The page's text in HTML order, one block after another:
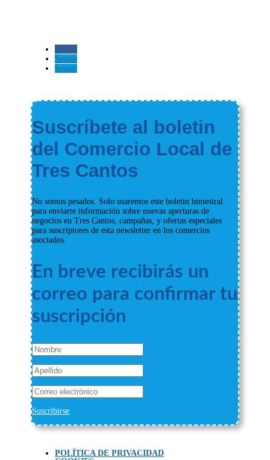
Seguir
Seguir
Seguir
Suscríbete al boletin
del Comercio Local de
Tres Cantos
No somos pesados. Solo usaremos este boletin bimestral
para enviarte información sobre nuevas aperturas de
negocios en Tres Cantos, campañas, y ofertas especiales
para suscriptores de esta newsletter en los comercios
asociados.
En breve recibirás un
correo para confirmar tu
suscripción
Suscribirse
POLÍTICA DE PRIVACIDAD